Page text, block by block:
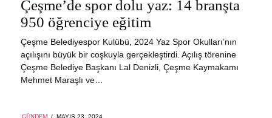
Çeşme’de spor dolu yaz: 14 branşta
950 öğrenciye eğitim
Çeşme Belediyespor Kulübü, 2024 Yaz Spor Okulları’nın
açılışını büyük bir coşkuyla gerçekleştirdi. Açılış törenine
Çeşme Belediye Başkanı Lal Denizli, Çeşme Kaymakamı
Mehmet Maraşlı ve…
GÜNDEM
POSTED
MAYIS 23, 2024